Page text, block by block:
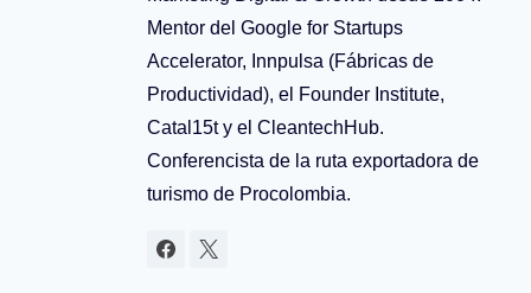
Mentor del Google for Startups
Accelerator, Innpulsa (Fábricas de
Productividad), el Founder Institute,
Catal15t y el CleantechHub.
Conferencista de la ruta exportadora de
turismo de Procolombia.